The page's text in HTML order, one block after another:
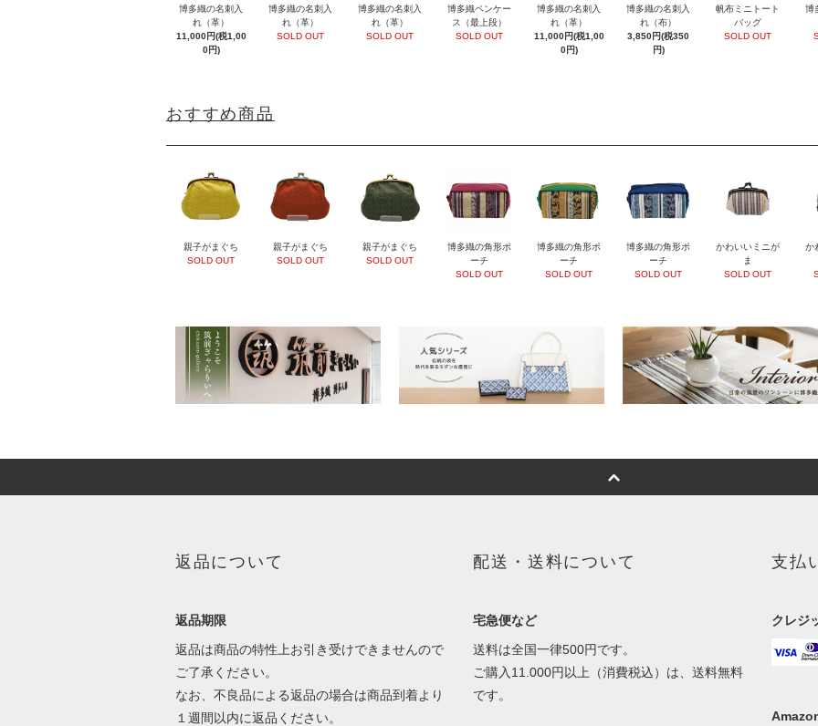
博多織の名刺入
れ（革）
11,000円(税1,00
0円)
博多織の名刺入
れ（革）
SOLD OUT
博多織の名刺入
れ（革）
SOLD OUT
博多織ペンケー
ス（最上段）
SOLD OUT
博多織の名刺入
れ（革）
11,000円(税1,00
0円)
博多織の名刺入
れ（布）
3,850円(税350
円)
帆布ミニトート
バッグ
SOLD OUT
博
おすすめ商品
親子がまぐち
SOLD OUT
親子がまぐち
SOLD OUT
親子がまぐち
SOLD OUT
博多織の角形ポ
ーチ
SOLD OUT
博多織の角形ポ
ーチ
SOLD OUT
博多織の角形ポ
ーチ
SOLD OUT
かわいいミニが
ま
SOLD OUT
か
返品について
返品期限
返品は商品の特性上お引き受けできませんので
ご了承ください。
なお、不良品による返品の場合は商品到着より
１週間以内に返品ください。
配送・送料について
宅急便など
送料は全国一律500円です。
ご購入11.000円以上（消費税込）は、送料無料
です。
支払
クレジ